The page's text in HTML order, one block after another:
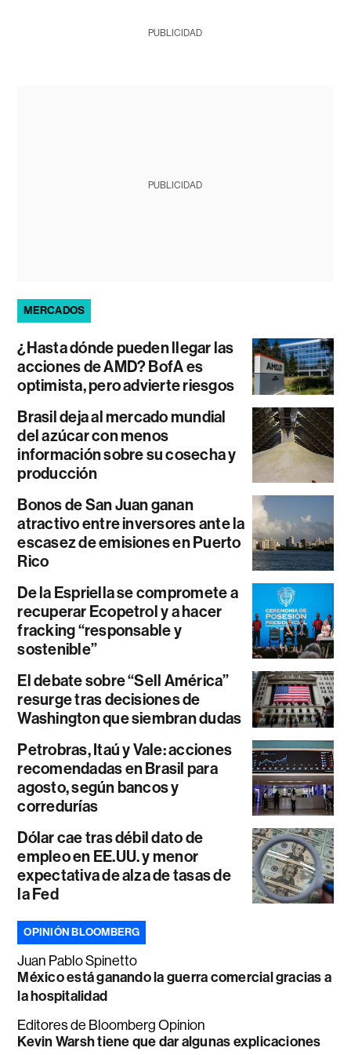
PUBLICIDAD
PUBLICIDAD
MERCADOS
¿Hasta dónde pueden llegar las
acciones de AMD? BofA es
optimista, pero advierte riesgos
Brasil deja al mercado mundial
del azúcar con menos
información sobre su cosecha y
producción
Bonos de San Juan ganan
atractivo entre inversores ante la
escasez de emisiones en Puerto
Rico
De la Espriella se compromete a
recuperar Ecopetrol y a hacer
fracking “responsable y
sostenible”
El debate sobre “Sell América”
resurge tras decisiones de
Washington que siembran dudas
Petrobras, Itaú y Vale: acciones
recomendadas en Brasil para
agosto, según bancos y
corredurías
Dólar cae tras débil dato de
empleo en EE.UU. y menor
expectativa de alza de tasas de
la Fed
OPINIÓN BLOOMBERG
Juan Pablo Spinetto
México está ganando la guerra comercial gracias a
la hospitalidad
Editores de Bloomberg Opinion
Kevin Warsh tiene que dar algunas explicaciones